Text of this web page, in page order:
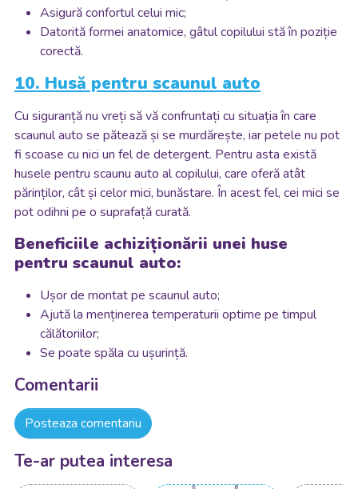
Asigură confortul celui mic;
Datorită formei anatomice, gâtul copilului stă în poziție
corectă.
10. Husă pentru scaunul auto
Cu siguranță nu vreți să vă confruntați cu situația în care
scaunul auto se pătează și se murdărește, iar petele nu pot
fi scoase cu nici un fel de detergent. Pentru asta există
husele pentru scaunu auto al copilului, care oferă atât
părinților, cât și celor mici, bunăstare. În acest fel, cei mici se
pot odihni pe o suprafață curată.
Beneficiile achiziționării unei huse
pentru scaunul auto:
Ușor de montat pe scaunul auto;
Ajută la menținerea temperaturii optime pe timpul
călătoriilor;
Se poate spăla cu ușurință.
Comentarii
Posteaza comentariu
Te-ar putea interesa